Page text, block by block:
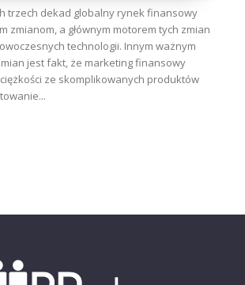
trzech dekad globalny rynek finansowy
zmianom, a głównym motorem tych zmian
technologii. Innym ważnym
jest fakt, że marketing finansowy
ze skomplikowanych produktów